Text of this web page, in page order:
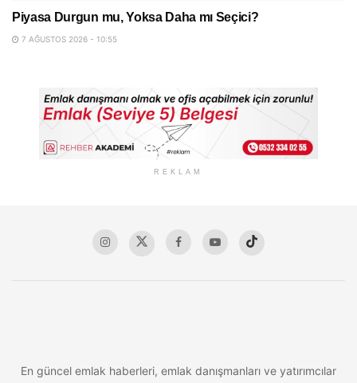
Piyasa Durgun mu, Yoksa Daha mı Seçici?
7 AĞUSTOS 2026 - 10:55
REKLAM
En güncel emlak haberleri, emlak danışmanları ve yatırımcılar